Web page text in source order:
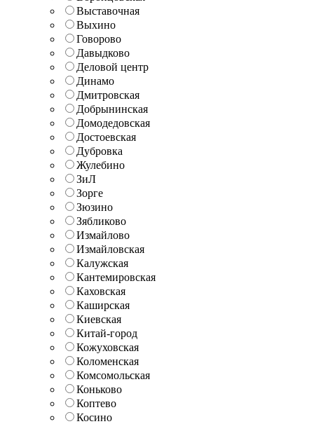
Выставочная
Выхино
Говорово
Давыдково
Деловой центр
Динамо
Дмитровская
Добрынинская
Домодедовская
Достоевская
Дубровка
Жулебино
ЗиЛ
Зорге
Зюзино
Зябликово
Измайлово
Измайловская
Калужская
Кантемировская
Каховская
Каширская
Киевская
Китай-город
Кожуховская
Коломенская
Комсомольская
Коньково
Коптево
Косино